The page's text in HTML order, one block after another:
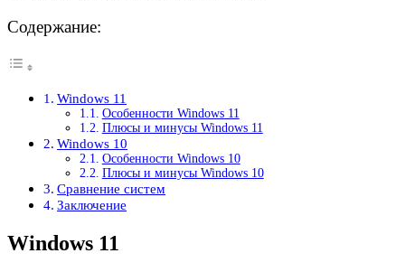
Содержание:
Windows 11
Особенности Windows 11
Плюсы и минусы Windows 11
Windows 10
Особенности Windows 10
Плюсы и минусы Windows 10
Сравнение систем
Заключение
Windows 11